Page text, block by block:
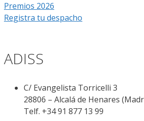
Premios 2026
Registra tu despacho
ADISS
C/ Evangelista Torricelli 3
28806 – Alcalá de Henares
Telf. +34 91 877 13 99